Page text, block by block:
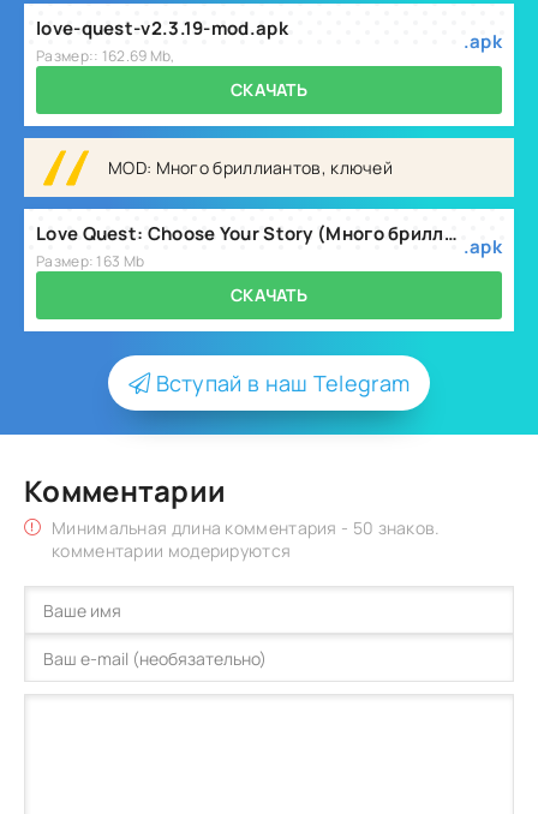
love-quest-v2.3.19-mod.apk
Размер:: 162.69 Mb,
.apk
СКАЧАТЬ
MOD: Много бриллиантов, ключей
Love Quest: Choose Your Story (Много бриллиантов, ключей) v2.4.10
Размер: 163 Mb
.apk
СКАЧАТЬ
Вступай в наш Telegram
Комментарии
Минимальная длина комментария - 50 знаков.
комментарии модерируются